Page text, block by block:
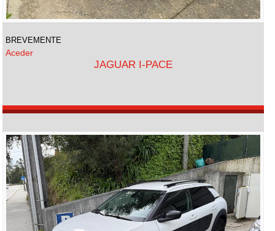
BREVEMENTE
Aceder
JAGUAR I-PACE